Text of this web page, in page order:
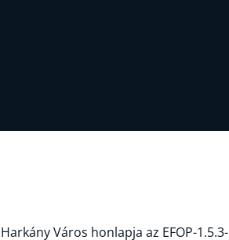
Harkány Város honlapja az EFOP-1.5.3-